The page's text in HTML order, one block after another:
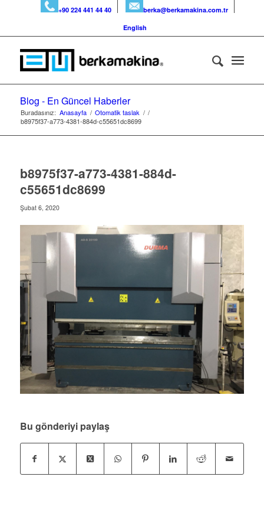
+90 224 441 44 40
berka@berkamakina.com.tr
English
Blog - En Güncel Haberler
Buradasınız: Anasayfa / Otomatik taslak / /
b8975f37-a773-4381-884d-c55651dc8699
b8975f37-a773-4381-884d-
c55651dc8699
Şubat 6, 2020
Bu gönderiyi paylaş